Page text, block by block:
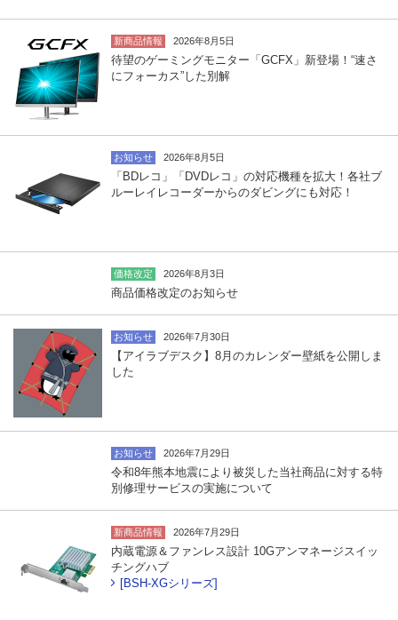
新商品情報 2026年8月5日
待望のゲーミングモニター「GCFX」新登場！“速さ
にフォーカス”した別解
お知らせ 2026年8月5日
「BDレコ」「DVDレコ」の対応機種を拡大！各社ブ
ルーレイレコーダーからのダビングにも対応！
価格改定 2026年8月3日
商品価格改定のお知らせ
お知らせ 2026年7月30日
【アイラブデスク】8月のカレンダー壁紙を公開しま
した
お知らせ 2026年7月29日
令和8年熊本地震により被災した当社商品に対する特
別修理サービスの実施について
新商品情報 2026年7月29日
内蔵電源＆ファンレス設計 10Gアンマネージスイッ
チングハブ
[BSH-XGシリーズ]